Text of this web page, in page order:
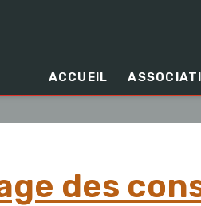
ACCUEIL
des